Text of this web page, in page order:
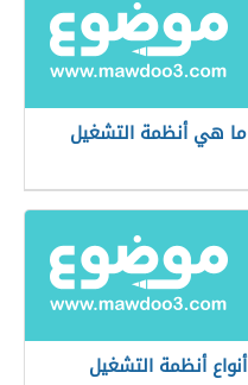
ما هي أنظمة التشغيل
أنواع أنظمة التشغيل